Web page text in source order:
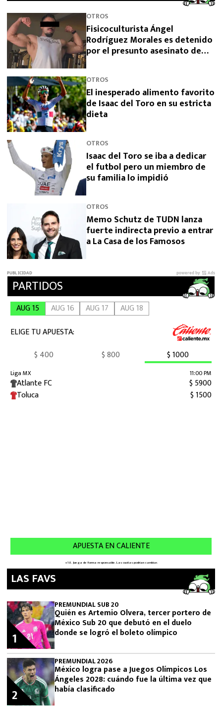
OTROS
Fisicoculturista Ángel
Rodríguez Morales es detenido
por el presunto asesinato de
OTROS
El inesperado alimento favorito
de Isaac del Toro en su estricta
dieta
OTROS
Isaac del Toro se iba a dedicar
el futbol pero un miembro de
su familia lo impidió
OTROS
Memo Schutz de TUDN lanza
fuerte indirecta previo a entrar
a La Casa de los Famosos
LAS FAVS
PREMUNDIAL SUB 20
Quién es Artemio Olvera, tercer portero de
México Sub 20 que debutó en el duelo
donde se logró el boleto olímpico
1
PREMUNDIAL 2026
México logra pase a Juegos Olímpicos Los
Ángeles 2028: cuándo fue la última vez que
había clasificado
2